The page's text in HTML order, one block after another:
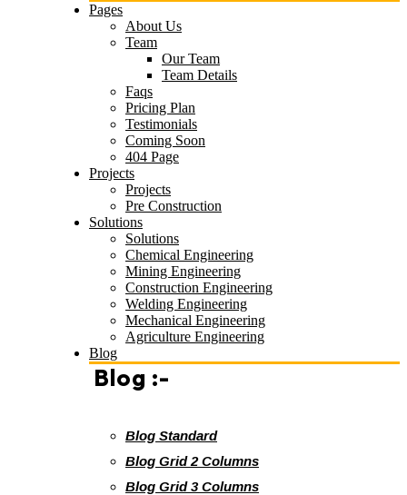
Pages
About Us
Team
Our Team
Team Details
Faqs
Pricing Plan
Testimonials
Coming Soon
404 Page
Projects
Projects
Pre Construction
Solutions
Solutions
Chemical Engineering
Mining Engineering
Construction Engineering
Welding Engineering
Mechanical Engineering
Agriculture Engineering
Blog
Blog :-
Blog Standard
Blog Grid 2 Columns
Blog Grid 3 Columns